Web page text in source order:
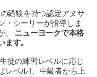
経験を持つ認定アヌサ
・シーリーが指導しま
、 ニューヨークで本格
す。
徒の練習レベルに応じ
レベル1、中級者から上